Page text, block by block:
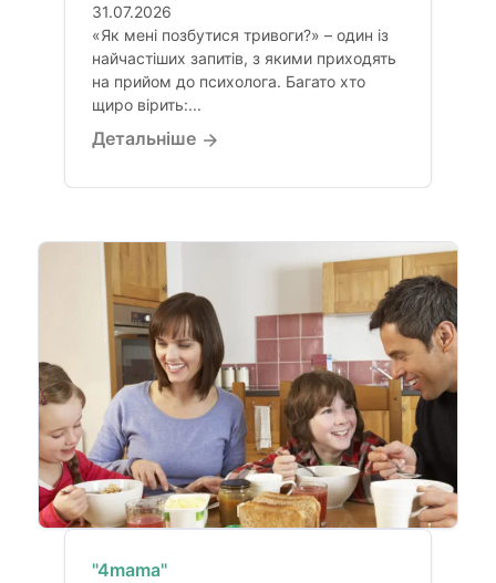
31.07.2026
«Як мені позбутися тривоги?» – один із
найчастіших запитів, з якими приходять
на прийом до психолога. Багато хто
щиро вірить:...
Детальніше
"4mama"